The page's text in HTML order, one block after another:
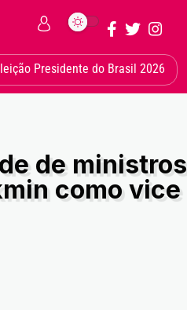
Presidente do Brasil 2026
de
como vice